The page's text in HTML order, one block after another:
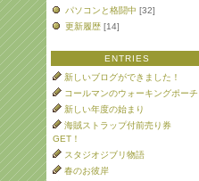
パソコンと格闘中 [32]
更新履歴 [14]
ENTRIES
新しいブログができました！
コールマンのウォーキングポーチ
新しい年度の始まり
海賊ストラップ付前売り券
GET！
スタジオジブリ物語
春のお彼岸